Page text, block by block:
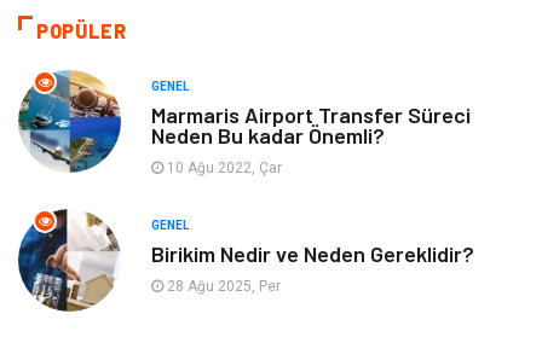
Emlak
Bilgisayar & Yazılım
Mobilya Seo Teknikleri
Tatil
Webmaster Araçları
POPÜLER
GENEL
Marmaris Airport Transfer Süreci
Neden Bu kadar Önemli?
10 Ağu 2022, Çar
GENEL
Birikim Nedir ve Neden Gereklidir?
28 Ağu 2025, Per